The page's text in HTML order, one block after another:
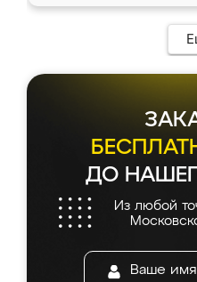
ДО
Из любой